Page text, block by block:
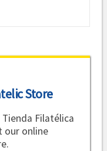
Store
Filatélica
our online